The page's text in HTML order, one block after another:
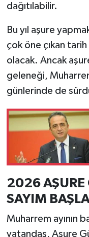
dağıtılabilir.
Bu yıl aşure
çok öne çıkan
olacak. Ancak
geleneği,
günlerinde de
2026 AŞURE
SAYIM
Muharrem ayının
vatandaş, Aşure